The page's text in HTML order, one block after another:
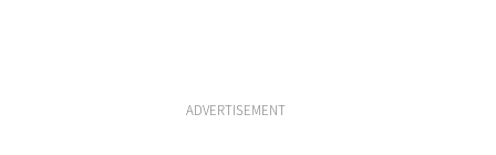
ADVERTISEMENT